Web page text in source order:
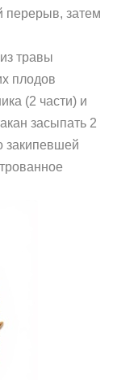
перерыв, затем
травы
плодов
(2 части) и
засыпать 2
закипевшей